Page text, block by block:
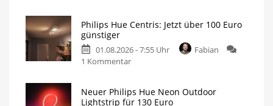
Philips Hue Centris: Jetzt über 100 Euro
günstiger
01.08.2026 - 7:55 Uhr
Fabian
1 Kommentar
Neuer Philips Hue Neon Outdoor
Lightstrip für 130 Euro